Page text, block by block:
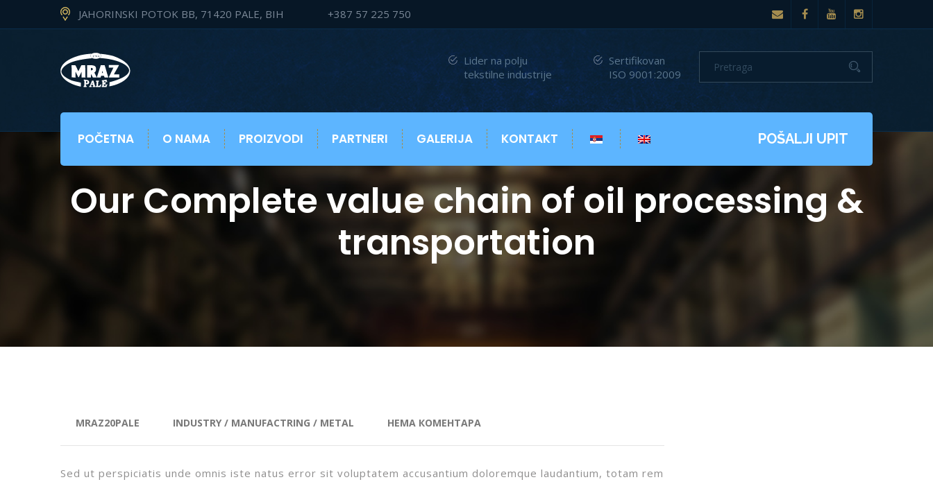
JAHORINSKI POTOK BB, 71420 PALE, BIH +387 57 225 750
Lider na polju
tekstilne industrije
Sertifikovan
ISO 9001:2009
POČETNA O NAMA PROIZVODI PARTNERI GALERIJA KONTAKT POŠALJI UPIT
Our Complete value chain of oil processing &
transportation
MRAZ20PALE INDUSTRY / MANUFACTRING / METAL НЕМА КОМЕНТАРА
Sed ut perspiciatis unde omnis iste natus error sit voluptatem accusantium doloremque laudantium, totam rem